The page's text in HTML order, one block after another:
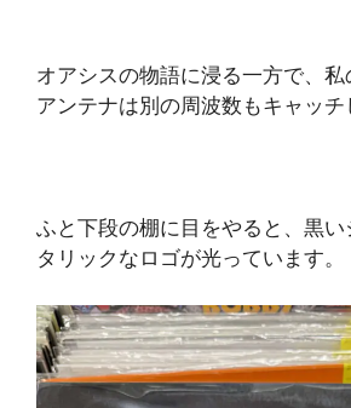
オアシスの物語に浸る一方で、
アンテナは別の周波数もキャッチ
ふと下段の棚に目をやると、黒い
タリックなロゴが光っています。